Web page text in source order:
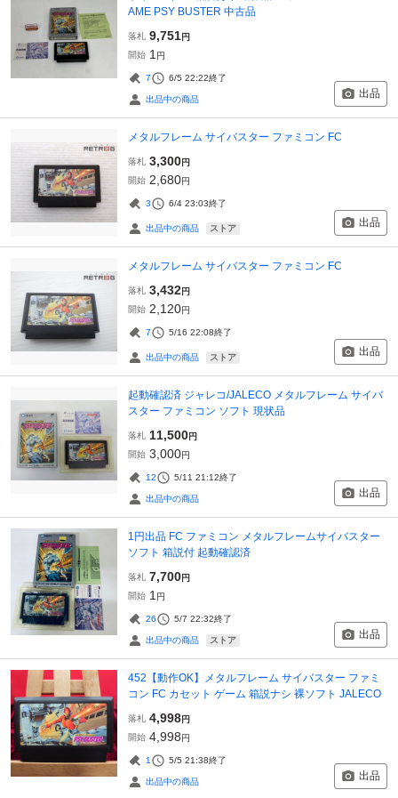
AME PSY BUSTER 中古品
落札 9,751円
開始 1 円
7 6/5 22:22終了
出品中の商品 出品
メタルフレーム サイバスター ファミコン FC
落札 3,300円
開始 2,680円
3 6/4 23:03終了
出品中の商品 ストア 出品
メタルフレーム サイバスター ファミコン FC
落札 3,432円
開始 2,120円
7 5/16 22:08終了
出品中の商品 ストア 出品
起動確認済 ジャレコ/JALECO メタルフレーム サイバ
スター ファミコン ソフト 現状品
落札 11,500円
開始 3,000円
12 5/11 21:12終了
出品中の商品 出品
1円出品 FC ファミコン メタルフレームサイバスター
ソフト 箱説付 起動確認済
落札 7,700円
開始 1 円
26 5/7 22:32終了
出品中の商品 ストア 出品
452【動作OK】メタルフレーム サイバスター ファミ
コン FC カセット ゲーム 箱説ナシ 裸ソフト JALECO
落札 4,998円
開始 4,998円
1 5/5 21:38終了
出品中の商品 出品